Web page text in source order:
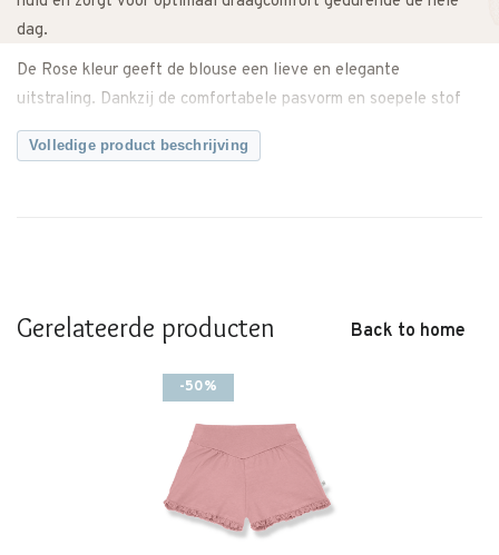
dag.
De Rose kleur geeft de blouse een lieve en elegante
uitstraling. Dankzij de comfortabele pasvorm en soepele stof
heeft je kindje voldoende bewegingsvrijheid tijdens spelen,
kruipen of wandelen.
uitstraling.
• Ventallo Blouse van 1+ in the family
• Zachte, comfortabele stof
Volledige product beschrijving
Gerelateerde producten Back to home
-50%